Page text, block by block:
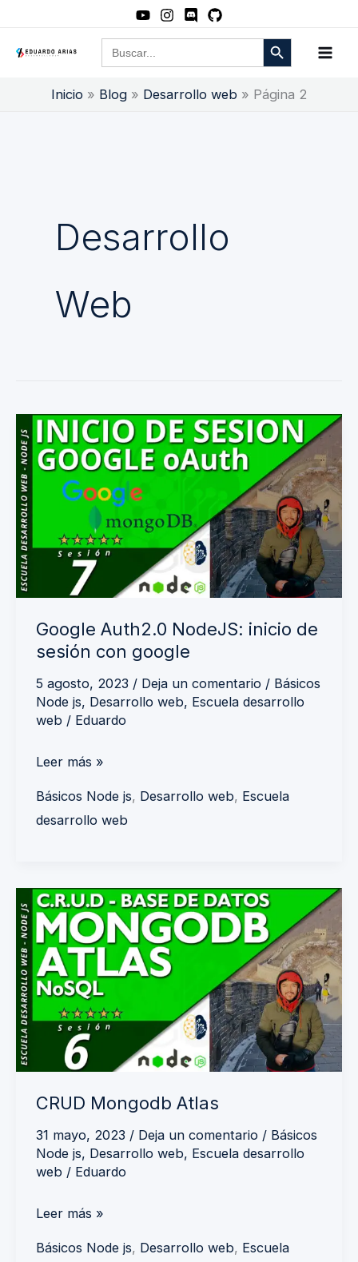
contenido
Buscar: Botón de búsqueda
Inicio Blog Desarrollo web Página 2
Desarrollo
Web
Google Auth2.0 NodeJS: inicio de
sesión con google
5 agosto, 2023 / Deja un comentario / Básicos
Node js, Desarrollo web, Escuela desarrollo
web / Eduardo
Google
Auth2.0
NodeJS:
inicio
sesión
google
Leer más »
Básicos Node js, Desarrollo web, Escuela
desarrollo web
CRUD Mongodb Atlas
31 mayo, 2023 / Deja un comentario / Básicos
Node js, Desarrollo web, Escuela desarrollo
web / Eduardo
CRUD
Mongodb
Atlas
Leer más »
Básicos Node js, Desarrollo web, Escuela